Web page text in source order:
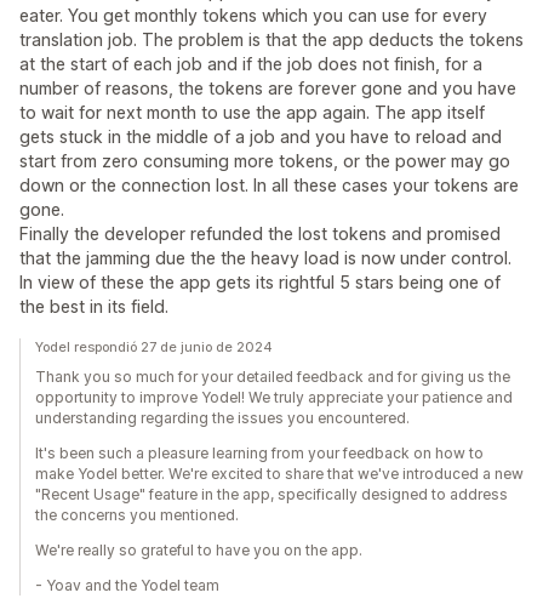
eater. You get monthly tokens which you can use for every
translation job. The problem is that the app deducts the tokens
at the start of each job and if the job does not finish, for a
number of reasons, the tokens are forever gone and you have
to wait for next month to use the app again. The app itself
gets stuck in the middle of a job and you have to reload and
start from zero consuming more tokens, or the power may go
down or the connection lost. In all these cases your tokens are
gone.
Finally the developer refunded the lost tokens and promised
that the jamming due the the heavy load is now under control.
In view of these the app gets its rightful 5 stars being one of
the best in its field.
Yodel respondió 27 de junio de 2024
Thank you so much for your detailed feedback and for giving us the
opportunity to improve Yodel! We truly appreciate your patience and
understanding regarding the issues you encountered.
It's been such a pleasure learning from your feedback on how to
make Yodel better. We're excited to share that we've introduced a new
"Recent Usage" feature in the app, specifically designed to address
the concerns you mentioned.
We're really so grateful to have you on the app.
- Yoav and the Yodel team